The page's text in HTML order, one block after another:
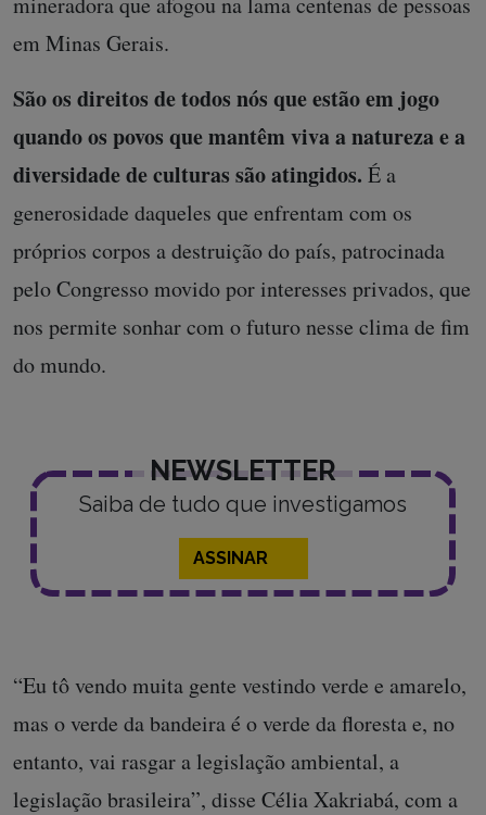
em Minas Gerais.
São os direitos de todos nós que estão em jogo
quando os povos que mantêm viva a natureza e a
diversidade de culturas são atingidos. É a
generosidade daqueles que enfrentam com os
próprios corpos a destruição do país, patrocinada
pelo Congresso movido por interesses privados, que
nos permite sonhar com o futuro nesse clima de fim
do mundo.
NEWSLETTER
Saiba de tudo que investigamos
ASSINAR
“Eu tô vendo muita gente vestindo verde e amarelo,
mas o verde da bandeira é o verde da floresta e, no
entanto, vai rasgar a legislação ambiental, a
legislação brasileira”, disse Célia Xakriabá, com a